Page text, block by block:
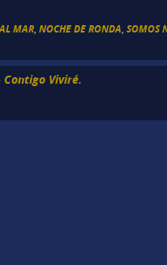
MAR ,NOCHE DE RONDA ,SOMOS
Contigo Viviré.